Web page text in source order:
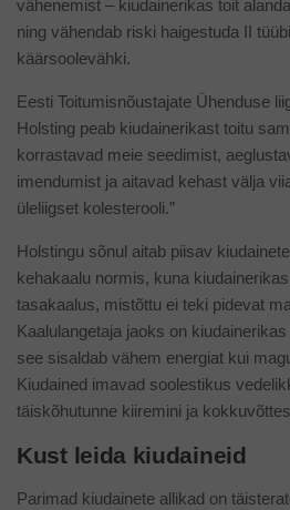
vähenemist – kiudainerikas toit
ning vähendab riski haigestuda II
käärsoolevähki.
Eesti Toitumisnõustajate Ühenduse
Holsting peab kiudainerikast toitu
korrastavad meie seedimist,
imendumist ja aitavad kehast välja
üleliigset kolesterooli.”
Holstingu sõnul aitab piisav
kehakaalu normis, kuna
tasakaalus, mistõttu ei teki pidevat
Kaalulangetaja jaoks on
see sisaldab vähem energiat kui
Kiudained imavad soolestikus
täiskõhutunne kiiremini ja
Kust leida kiudaineid
Parimad kiudainete allikad on